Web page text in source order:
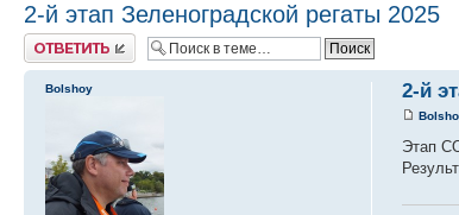
2-й этап Зеленоградской регаты 2025
Ответить
2-й
Этап
Bolshoy